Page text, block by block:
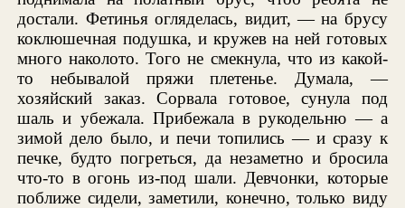
достали. Фетинья огляделась, видит, — на брусу
коклюшечная подушка, и кружев на ней готовых
много наколото. Того не смекнула, что из какой-
то небывалой пряжи плетенье. Думала, —
хозяйский заказ. Сорвала готовое, сунула под
шаль и убежала. Прибежала в рукодельню — а
зимой дело было, и печи топились — и сразу к
печке, будто погреться, да незаметно и бросила
что-то в огонь из-под шали. Девчонки, которые
поближе сидели, заметили, конечно, только виду